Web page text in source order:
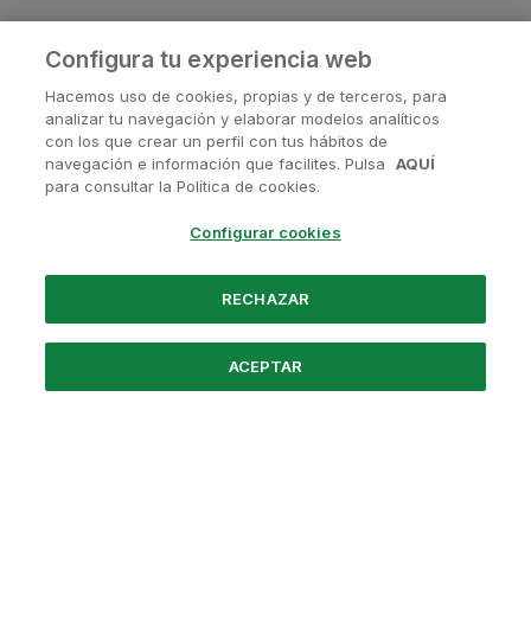
¿Tienes alguna pregunta?
Contactanos en
Powered by Santander
Configura tu experiencia web
Hacemos uso de cookies, propias y de terceros, para
analizar tu navegación y elaborar modelos analíticos
con los que crear un perfil con tus hábitos de
navegación e información que facilites. Pulsa
AQUÍ
para consultar la Política de cookies.
Configurar cookies
RECHAZAR
ACEPTAR